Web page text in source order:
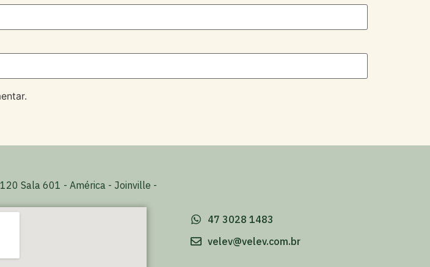
Sala 601 - América - Joinville -
47 3028 1483
velev@velev.com.br